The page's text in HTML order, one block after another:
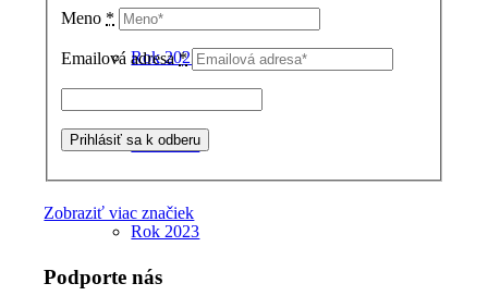
Rok 2025
Rok 2024
Rok 2023
Meno *
Emailová adresa*
Zobraziť viac značiek
Podporte nás